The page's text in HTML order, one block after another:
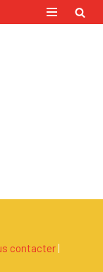
contacter|